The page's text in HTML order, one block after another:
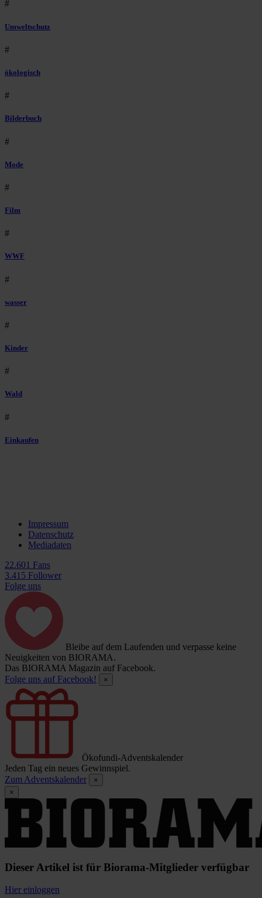
#
Umweltschutz
#
ökologisch
#
Bilderbuch
#
Mode
#
Film
#
WWF
#
wasser
#
Kinder
#
Wald
#
Einkaufen
Impressum
Datenschutz
Mediadaten
22.601 Fans
3.415 Follower
Folge uns
Bleibe auf dem Laufenden und verpasse keine
Neuigkeiten von BIORAMA.
Das BIORAMA Magazin auf Facebook.
Folge uns auf Facebook!
×
Ökofundi-Adventskalender
Jeden Tag ein neues Gewinnspiel.
Zum Adventskalender
×
×
Dieser Artikel ist für Biorama-Mitglieder verfügbar
Hier einloggen